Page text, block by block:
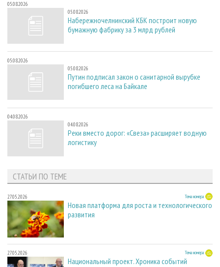
05.08.2026
05.08.2026
Набережночелнинский КБК построит новую
бумажную фабрику за 3 млрд рублей
05.08.2026
05.08.2026
Путин подписал закон о санитарной вырубке
погибшего леса на Байкале
04.08.2026
04.08.2026
Реки вместо дорог: «Свеза» расширяет водную
логистику
СТАТЬИ ПО ТЕМЕ
27.05.2026 Тема номера
Новая платформа для роста и технологического
развития
27.05.2026 Тема номера
Национальный проект. Хроника событий